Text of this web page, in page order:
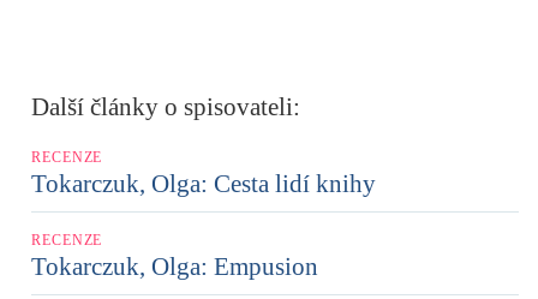
Další články o spisovateli:
RECENZE
Tokarczuk, Olga: Cesta lidí knihy
RECENZE
Tokarczuk, Olga: Empusion